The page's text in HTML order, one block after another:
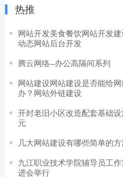
热推
网站开发美食餐饮网站开发建
动态网站后台开发
腾云网络--办公高隔间系列
网站建设网站建设是否能给
办？网站外链建设
开封老旧小区改造配套基础
元
几大网站建设有哪些简单的
九江职业技术学院辅导员工
进会举行